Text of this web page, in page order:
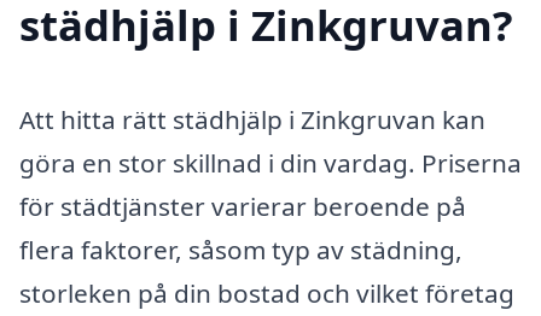
städhjälp i Zinkgruvan?
Att hitta rätt städhjälp i Zinkgruvan kan
göra en stor skillnad i din vardag. Priserna
för städtjänster varierar beroende på
flera faktorer, såsom typ av städning,
storleken på din bostad och vilket företag